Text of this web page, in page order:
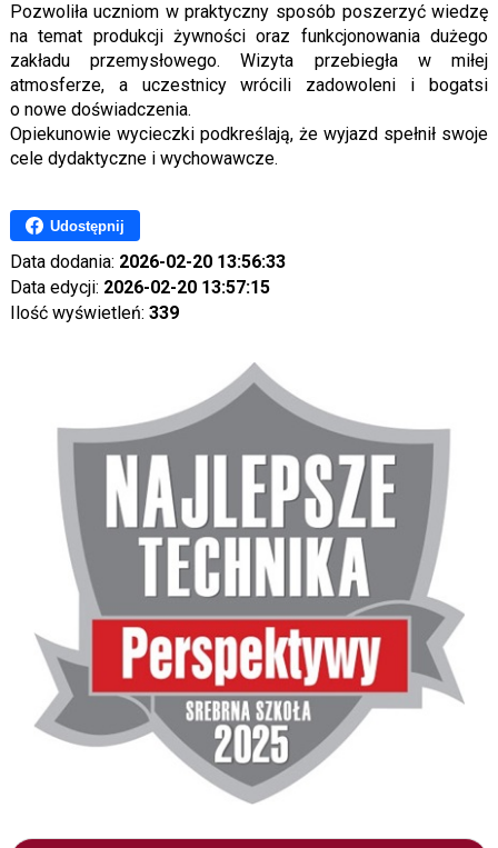
Pozwoliła uczniom w praktyczny sposób poszerzyć wiedzę
na temat produkcji żywności oraz funkcjonowania dużego
zakładu przemysłowego. Wizyta przebiegła w miłej
atmosferze, a uczestnicy wrócili zadowoleni i bogatsi
o nowe doświadczenia.
Opiekunowie wycieczki podkreślają, że wyjazd spełnił swoje
cele dydaktyczne i wychowawcze.
Udostępnij
Data dodania: 2026-02-20 13:56:33
Data edycji: 2026-02-20 13:57:15
Ilość wyświetleń: 339